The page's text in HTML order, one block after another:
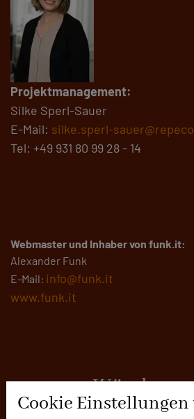
Cookie
Projektmanagement:
Silke Sperl-Sauer
E-Mail: silke.sperl-
Tel: +49 931 80 99 28 - 14
Webmaster und Inhaber von funk.it:
Alexander Funk
E-Mail: info@funk.it
www.funk.it
repecon, Würzburg
Die Fachagentur hat sich darauf